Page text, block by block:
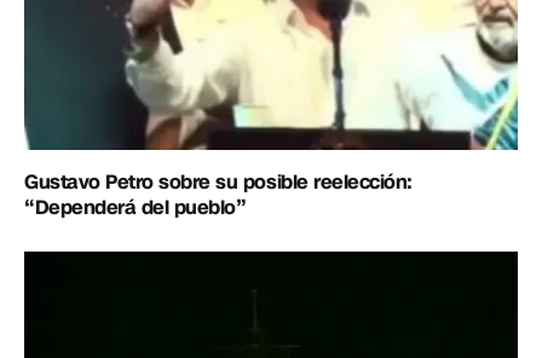
Gustavo Petro sobre su posible reelección:
“Dependerá del pueblo”